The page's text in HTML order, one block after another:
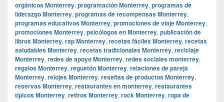
orgánicos Monterrey, programación Monterrey, programas de
liderazgo Monterrey, programas de recompensas Monterrey,
programas educativos Monterrey, promociones de viaje Monterrey,
promociones Monterrey, psicólogos en Monterrey, publicación de
libros Monterrey, rap Monterrey, recetas fáciles Monterrey, recetas
saludables Monterrey, recetas tradicionales Monterrey, reciclaje
Monterrey, redes de apoyo Monterrey, redes sociales monterrey,
regalos Monterrey, reguetón Monterrey, relaciones de pareja
Monterrey, relojes Monterrey, reseñas de productos Monterrey,
reservas Monterrey, restaurantes en monterrey, restaurantes
típicos Monterrey, retiros Monterrey, rock Monterrey, ropa de